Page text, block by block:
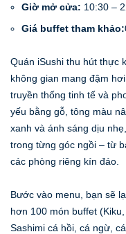
Giờ mở cửa: 10:30 –
Giá buffet tham khảo:
Quán iSushi thu hút thực
không gian mang đậm
truyền thống tinh tế và
yếu bằng gỗ, tông màu
xanh và ánh sáng dịu
trong từng góc ngồi – từ
các phòng riêng kín đáo.
Bước vào menu, bạn sẽ
hơn 100 món buffet
Sashimi cá hồi, cá ngừ,